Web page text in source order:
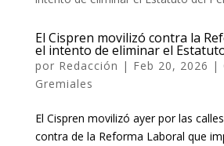
El Cispren movilizó contra la
el intento de eliminar el
por Redacción | Feb 20, 2026 |
Gremiales
El Cispren movilizó ayer por las
contra de la Reforma Laboral que